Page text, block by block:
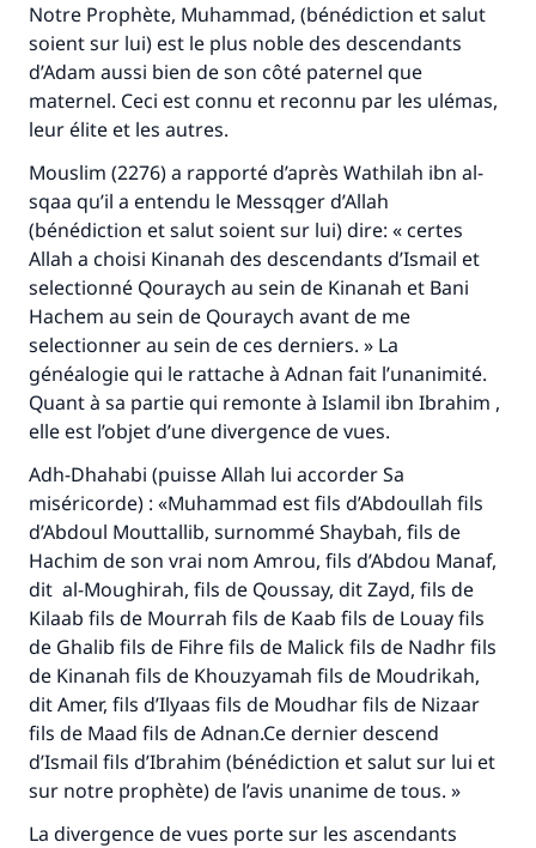
Notre Prophète, Muhammad, (bénédiction et salut
soient sur lui) est le plus noble des descendants
d’Adam aussi bien de son côté paternel que
maternel. Ceci est connu et reconnu par les ulémas,
leur élite et les autres.
Mouslim (2276) a rapporté d’après Wathilah ibn al-
sqaa qu’il a entendu le Messqger d’Allah
(bénédiction et salut soient sur lui) dire: « certes
Allah a choisi Kinanah des descendants d’Ismail et
selectionné Qouraych au sein de Kinanah et Bani
Hachem au sein de Qouraych avant de me
selectionner au sein de ces derniers. » La
généalogie qui le rattache à Adnan fait l’unanimité.
Quant à sa partie qui remonte à Islamil ibn Ibrahim ,
elle est l’objet d’une divergence de vues.
Adh-Dhahabi (puisse Allah lui accorder Sa
miséricorde) : «Muhammad est fils d’Abdoullah fils
d’Abdoul Mouttallib, surnommé Shaybah, fils de
Hachim de son vrai nom Amrou, fils d’Abdou Manaf,
dit al-Moughirah, fils de Qoussay, dit Zayd, fils de
Kilaab fils de Mourrah fils de Kaab fils de Louay fils
de Ghalib fils de Fihre fils de Malick fils de Nadhr fils
de Kinanah fils de Khouzyamah fils de Moudrikah,
dit Amer, fils d’Ilyaas fils de Moudhar fils de Nizaar
fils de Maad fils de Adnan.Ce dernier descend
d’Ismail fils d’Ibrahim (bénédiction et salut sur lui et
sur notre prophète) de l’avis unanime de tous. »
La divergence de vues porte sur les ascendants